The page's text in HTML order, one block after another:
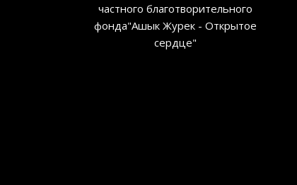
частного благотворительного
фонда"Ашык Журек - Открытое
сердце"